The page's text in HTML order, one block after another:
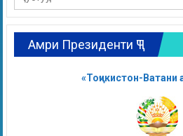
Амри Президенти ҶТ
«Тоҷикистон-Ватани